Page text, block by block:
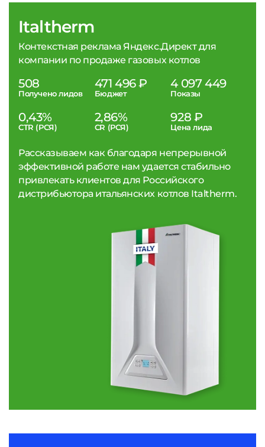
Italtherm
Контекстная реклама Яндекс.Директ для
компании по продаже газовых котлов
508
Получено лидов
471 496 ₽
Бюджет
4 097 449
Показы
0,43%
CTR (РСЯ)
2,86%
CR (РСЯ)
928 ₽
Цена лида
Рассказываем как благодаря непрерывной
эффективной работе нам удается стабильно
привлекать клиентов для Российского
дистрибьютора итальянских котлов Italtherm.